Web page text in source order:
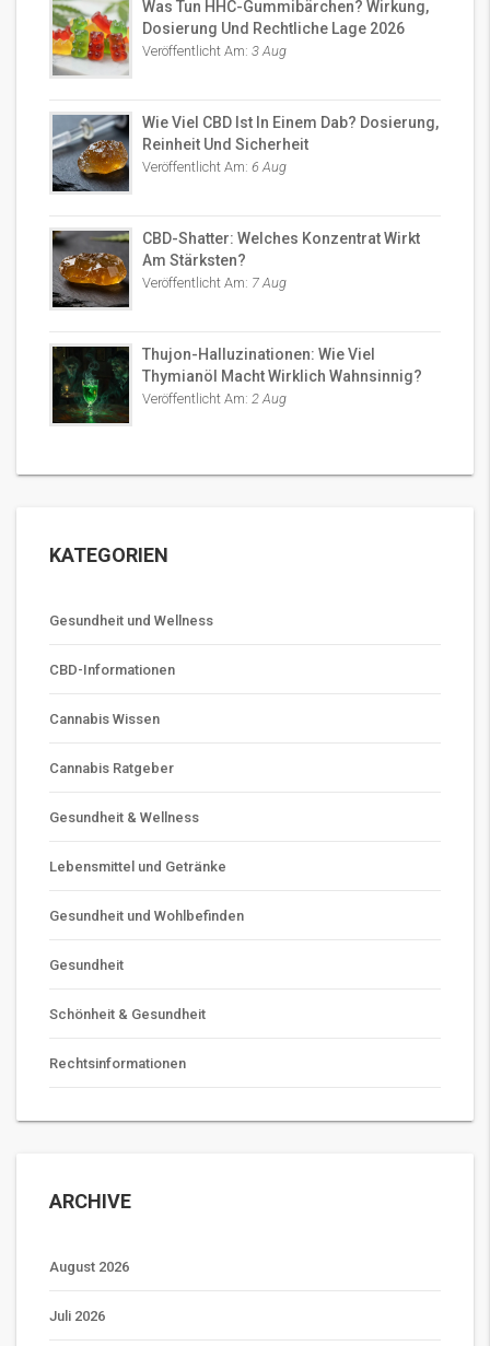
Was Tun HHC-Gummibärchen? Wirkung,
Dosierung Und Rechtliche Lage 2026
Veröffentlicht Am: 3 Aug
Wie Viel CBD Ist In Einem Dab? Dosierung,
Reinheit Und Sicherheit
Veröffentlicht Am: 6 Aug
CBD-Shatter: Welches Konzentrat Wirkt
Am Stärksten?
Veröffentlicht Am: 7 Aug
Thujon-Halluzinationen: Wie Viel
Thymianöl Macht Wirklich Wahnsinnig?
Veröffentlicht Am: 2 Aug
KATEGORIEN
Gesundheit und Wellness
CBD-Informationen
Cannabis Wissen
Cannabis Ratgeber
Gesundheit & Wellness
Lebensmittel und Getränke
Gesundheit und Wohlbefinden
Gesundheit
Schönheit & Gesundheit
Rechtsinformationen
ARCHIVE
August 2026
Juli 2026